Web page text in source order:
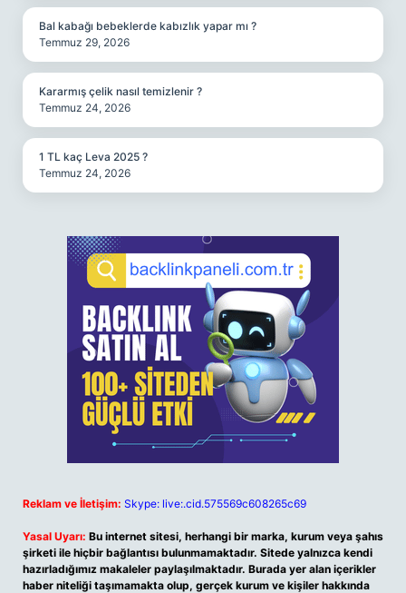
Bal kabağı bebeklerde kabızlık yapar mı ?
Temmuz 29, 2026
Kararmış çelik nasıl temizlenir ?
Temmuz 24, 2026
1 TL kaç Leva 2025 ?
Temmuz 24, 2026
Reklam ve İletişim: Skype: live:.cid.575569c608265c69
Yasal Uyarı: Bu internet sitesi, herhangi bir marka, kurum veya şahıs
şirketi ile hiçbir bağlantısı bulunmamaktadır. Sitede yalnızca kendi
hazırladığımız makaleler paylaşılmaktadır. Burada yer alan içerikler
haber niteliği taşımamakta olup, gerçek kurum ve kişiler hakkında